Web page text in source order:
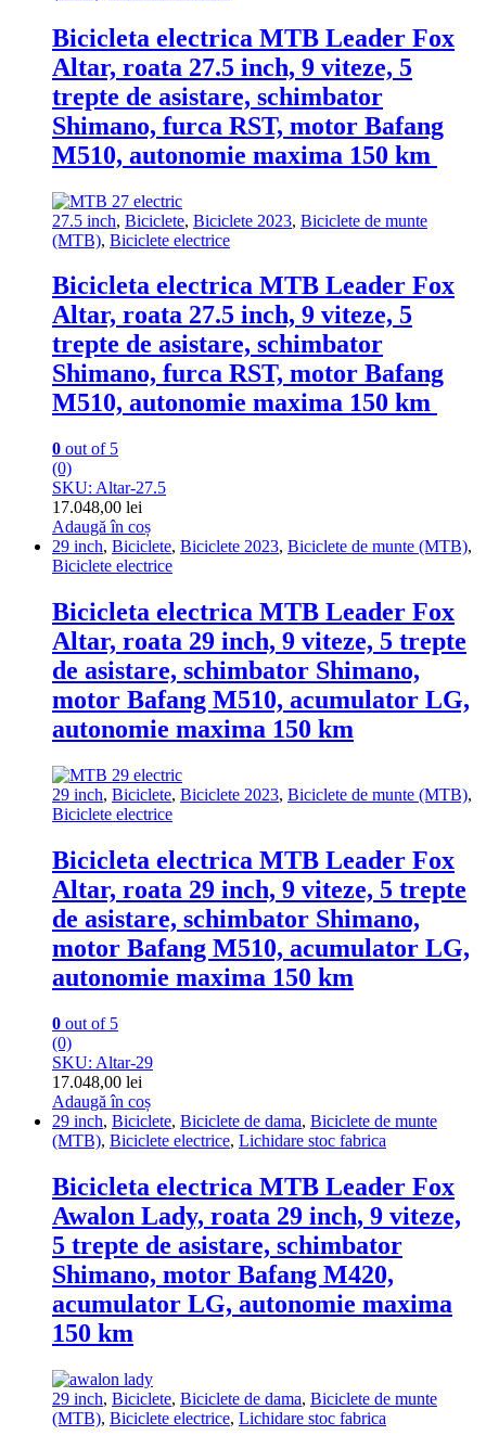
Bicicleta electrica MTB Leader Fox
Altar, roata 27.5 inch, 9 viteze, 5
trepte de asistare, schimbator
Shimano, furca RST, motor Bafang
M510, autonomie maxima 150 km
27.5 inch, Biciclete, Biciclete 2023, Biciclete de munte
(MTB), Biciclete electrice
Bicicleta electrica MTB Leader Fox
Altar, roata 27.5 inch, 9 viteze, 5
trepte de asistare, schimbator
Shimano, furca RST, motor Bafang
M510, autonomie maxima 150 km
0 out of 5
(0)
SKU: Altar-27.5
17.048,00 lei
Adaugă în coș
29 inch, Biciclete, Biciclete 2023, Biciclete de munte (MTB),
Biciclete electrice
Bicicleta electrica MTB Leader Fox
Altar, roata 29 inch, 9 viteze, 5 trepte
de asistare, schimbator Shimano,
motor Bafang M510, acumulator LG,
autonomie maxima 150 km
29 inch, Biciclete, Biciclete 2023, Biciclete de munte (MTB),
Biciclete electrice
Bicicleta electrica MTB Leader Fox
Altar, roata 29 inch, 9 viteze, 5 trepte
de asistare, schimbator Shimano,
motor Bafang M510, acumulator LG,
autonomie maxima 150 km
0 out of 5
(0)
SKU: Altar-29
17.048,00 lei
Adaugă în coș
29 inch, Biciclete, Biciclete de dama, Biciclete de munte
(MTB), Biciclete electrice, Lichidare stoc fabrica
Bicicleta electrica MTB Leader Fox
Awalon Lady, roata 29 inch, 9 viteze,
5 trepte de asistare, schimbator
Shimano, motor Bafang M420,
acumulator LG, autonomie maxima
150 km
29 inch, Biciclete, Biciclete de dama, Biciclete de munte
(MTB), Biciclete electrice, Lichidare stoc fabrica